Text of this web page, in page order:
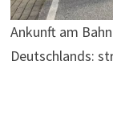
Ankunft am
Deutschlands: